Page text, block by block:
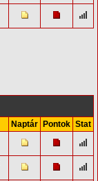
Naptár Pontok Stat